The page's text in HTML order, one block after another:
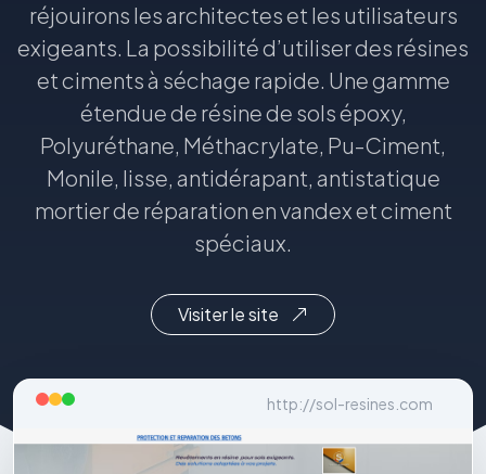
réjouirons les architectes et les utilisateurs
exigeants. La possibilité d’utiliser des résines
et ciments à séchage rapide. Une gamme
étendue de résine de sols époxy,
Polyuréthane, Méthacrylate, Pu-Ciment,
Monile, lisse, antidérapant, antistatique
mortier de réparation en vandex et ciment
spéciaux.
Visiter le site
http://sol-resines.com